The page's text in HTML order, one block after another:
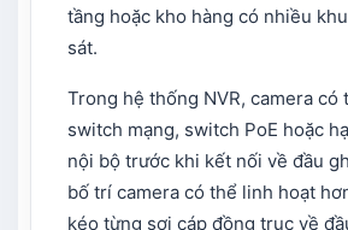
tầng hoặc kho hàng có nhiều
sát.
Trong hệ thống NVR, camera có
switch mạng, switch PoE hoặc
nội bộ trước khi kết nối về đầu
bố trí camera có thể linh hoạt
kéo từng sợi cáp đồng trục về